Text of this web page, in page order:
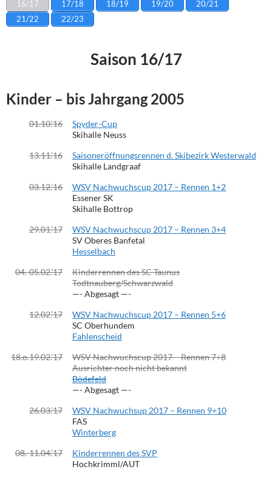
16/17 17/18 18/19 19/20
20/21
21/22
22/23
Saison 16/17
Kinder – bis Jahrgang 2005
01.10.’16
Spyder-Cup
Skihalle Neuss
13.11.’16
Saisoneröffnungsrennen d. Skibezirk Westerwald
Skihalle Landgraaf
03.12.’16
WSV Nachwuchscup 2017 – Rennen 1+2
Essener SK
Skihalle Bottrop
29.01.’17
WSV Nachwuchscup 2017 – Rennen 3+4
SV Oberes Banfetal
Hesselbach
04.-05.02.’17
Kinderrennen des SC Taunus
Todtnauberg/Schwarzwald
—- Abgesagt —-
12.02.’17
WSV Nachwuchscup 2017 – Rennen 5+6
SC Oberhundem
Fahlenscheid
18.o.19.02.’17
WSV Nachwuchscup 2017 – Rennen 7+8
Ausrichter noch nicht bekannt
Bödefeld
—- Abgesagt —-
26.03.’17
WSV Nachwuchsup 2017 – Rennen 9+10
FAS
Winterberg
08.-11.04.’17
Kinderrennen des SVP
Hochkrimml/AUT